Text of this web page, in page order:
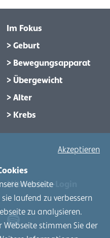
Webseite
laufend zu verbessern
zu analysieren.
Webseite stimmen Sie der
Akzeptieren
Im Fokus
> Geburt
> Bewegungsapparat
> Übergewicht
> Alter
> Krebs
Mitarbeiter-Login